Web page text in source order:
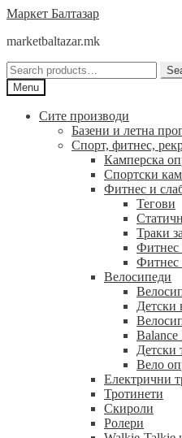
Skip
navigation
Skip
content
Маркет Балтазар
marketbaltazar.mk
Search
for:Menu
Сите производи
Базени и летна
Спорт, фитнес,
Камперска
Спортски
Фитнес и
Тегови
Траки
Фитнес
Фитнес
Велосипеди
Детски
Balance
Детски
Вело
Електрични
Тротинети
Скироли
Ролери